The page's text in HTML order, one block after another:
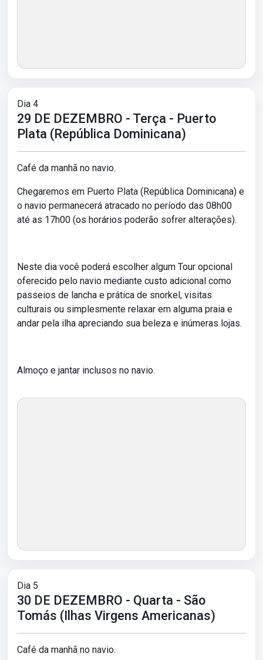
Dia 4
29 DE DEZEMBRO - Terça - Puerto
Plata (República Dominicana)
Café da manhã no navio.
Chegaremos em Puerto Plata (República Dominicana) e
o navio permanecerá atracado no período das 08h00
até as 17h00 (os horários poderão sofrer alterações).
Neste dia você poderá escolher algum Tour opcional
oferecido pelo navio mediante custo adicional como
passeios de lancha e prática de snorkel, visitas
culturais ou simplesmente relaxar em alguma praia e
andar pela ilha apreciando sua beleza e inúmeras lojas.
Almoço e jantar inclusos no navio.
Dia 5
30 DE DEZEMBRO - Quarta - São
Tomás (Ilhas Virgens Americanas)
Café da manhã no navio.